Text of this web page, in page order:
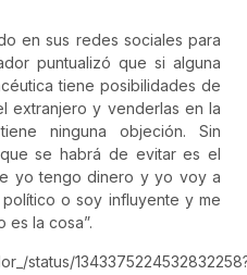
en sus redes sociales para
puntualizó que si alguna
tiene posibilidades de
extranjero y venderlas en la
ninguna objeción. Sin
se habrá de evitar es el
yo tengo dinero y yo voy a
o soy influyente y me
es la cosa”.
status/